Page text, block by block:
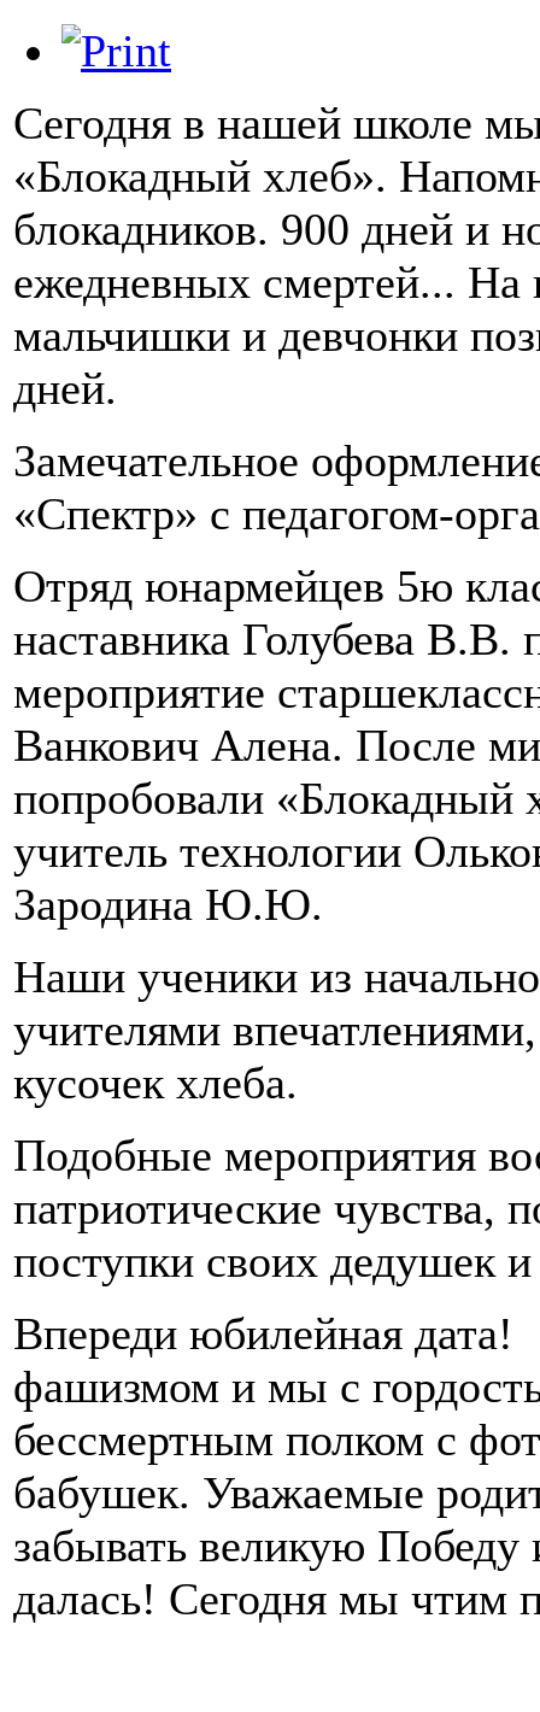
Сегодня в нашей школе
«Блокадный хлеб».
блокадников. 900 дней и
ежедневных смертей...
мальчишки и девчонки
дней.
Замечательное
«Спектр» с педагогом-
Отряд юнармейцев 5ю
наставника Голубева В.В.
мероприятие
Ванкович Алена. После
попробовали «Блокадный
учитель технологии
Зародина Ю.Ю.
Наши ученики из
учителями
кусочек хлеба.
Подобные мероприятия
патриотические чувства,
поступки своих дедушек
Впереди юбилейная
фашизмом и мы с
бессмертным полком с
бабушек. Уважаемые
забывать великую
далась! Сегодня мы чтим